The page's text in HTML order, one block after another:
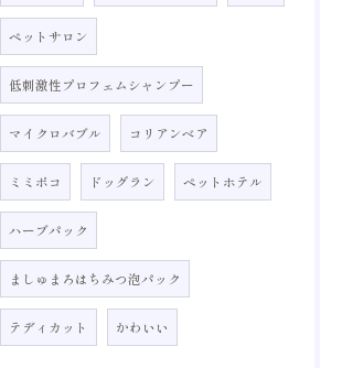
ペットサロン
低刺激性プロフェムシャンプー
マイクロバブル コリアンベア
ミミポコ ドッグラン ペットホテル
ハーブパック
ましゅまろはちみつ泡パック
テディカット かわいい